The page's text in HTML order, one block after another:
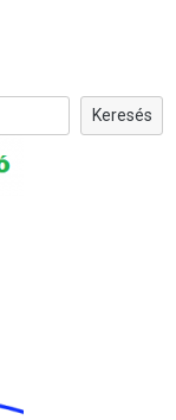
Keresés